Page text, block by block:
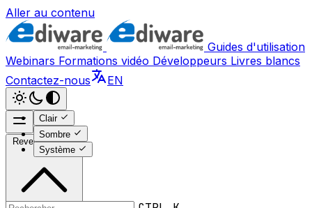
Aller au contenu
Guides d'utilisation
Webinars Formations vidéo Développeurs Livres blancs
Contactez-nous
EN
Clair
Sombre
Système
Revenir en haut